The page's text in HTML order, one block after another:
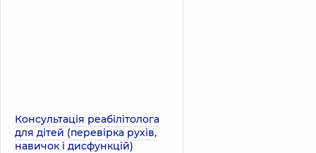
Консультація реабілітолога
для дітей (перевірка рухів,
навичок і дисфункцій)